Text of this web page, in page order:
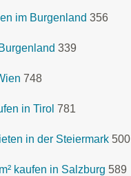
im Burgenland 356
339
748
in Tirol 781
in der Steiermark 500
kaufen in Salzburg 589